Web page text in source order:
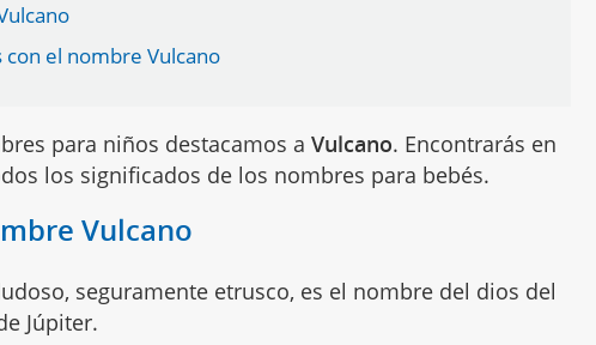
el nombre Vulcano
para niños destacamos aVulcano. Encontrarás en
los significados de los nombres para bebés.
Vulcano
seguramente etrusco, es el nombre del dios del
Júpiter.